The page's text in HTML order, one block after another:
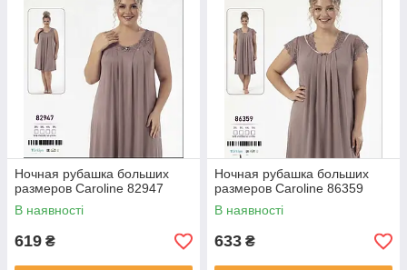
Ночная рубашка больших
размеров Caroline 82947
В наявності
619 ₴
Ночная рубашка больших
размеров Caroline 86359
В наявності
633 ₴